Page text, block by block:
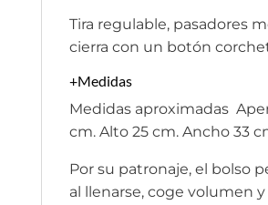
Tira regulable, pasadores
cierra con un botón
+Medidas
Medidas aproximadas
cm. Alto 25 cm. Ancho 33
Por su patronaje, el bolso
al llenarse, coge volumen